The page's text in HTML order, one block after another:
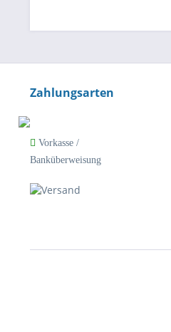
Zahlungsarten
Vorkasse /
Banküberweisung